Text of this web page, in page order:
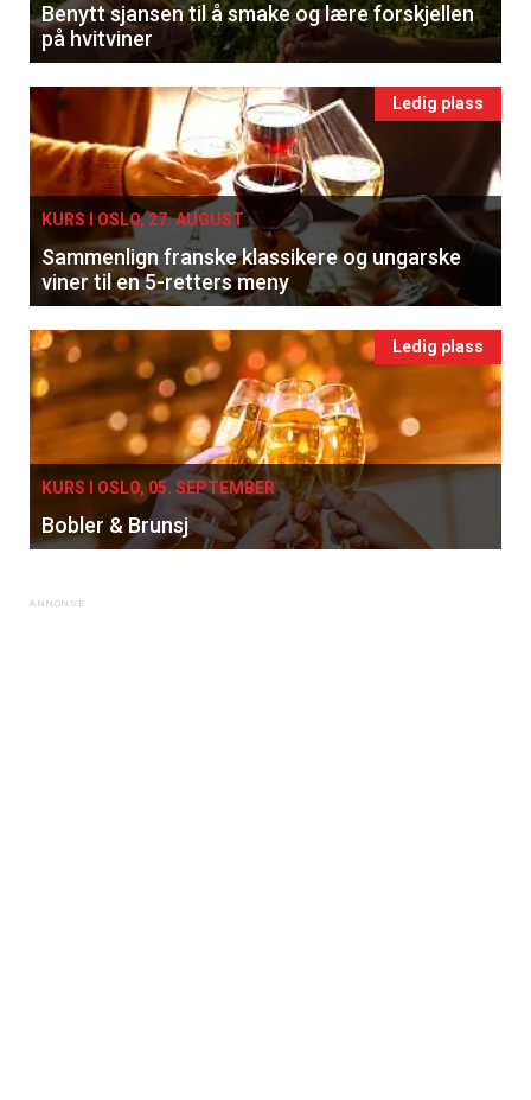
Benytt sjansen til å smake og lære forskjellen
på hvitviner
Ledig plass
KURS I OSLO, 27. AUGUST
Sammenlign franske klassikere og ungarske
viner til en 5-retters meny
Ledig plass
KURS I OSLO, 05. SEPTEMBER
Bobler & Brunsj